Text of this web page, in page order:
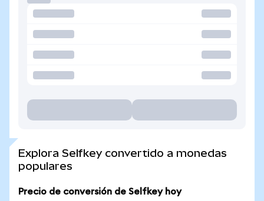
Explora Selfkey convertido a monedas
populares
Precio de conversión de Selfkey hoy